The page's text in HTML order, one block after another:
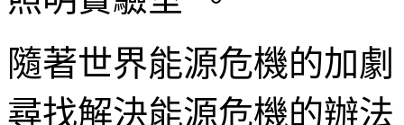
隨著世界能源危機的加
尋找解決能源危機的辦